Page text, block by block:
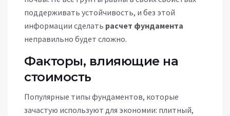
поддерживать устойчивость, и без этой
информации сделать расчет фундамента
неправильно будет сложно.
Факторы, влияющие на
стоимость
Популярные типы фундаментов, которые
зачастую используют для экономии: плитный,